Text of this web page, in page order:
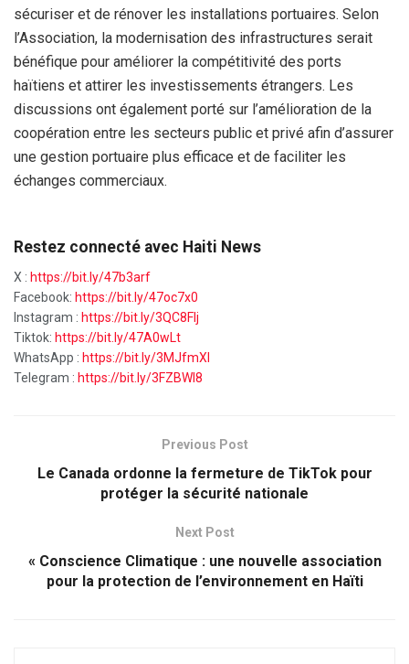
sécuriser et de rénover les installations portuaires. Selon
l’Association, la modernisation des infrastructures serait
bénéfique pour améliorer la compétitivité des ports
haïtiens et attirer les investissements étrangers. Les
discussions ont également porté sur l’amélioration de la
coopération entre les secteurs public et privé afin d’assurer
une gestion portuaire plus efficace et de faciliter les
échanges commerciaux.
Restez connecté avec Haiti News
X : https://bit.ly/47b3arf
Facebook: https://bit.ly/47oc7x0
Instagram : https://bit.ly/3QC8FIj
Tiktok: https://bit.ly/47A0wLt
WhatsApp : https://bit.ly/3MJfmXI
Telegram : https://bit.ly/3FZBWI8
Previous Post
Le Canada ordonne la fermeture de TikTok pour
protéger la sécurité nationale
Next Post
« Conscience Climatique : une nouvelle association
pour la protection de l’environnement en Haïti